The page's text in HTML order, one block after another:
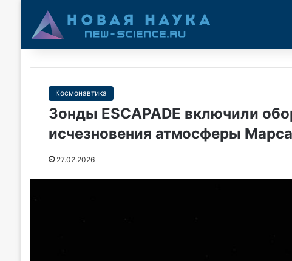
Космонавтика
Зонды ESCAPADE включили
исчезновения атмосферы Марса
27.02.2026